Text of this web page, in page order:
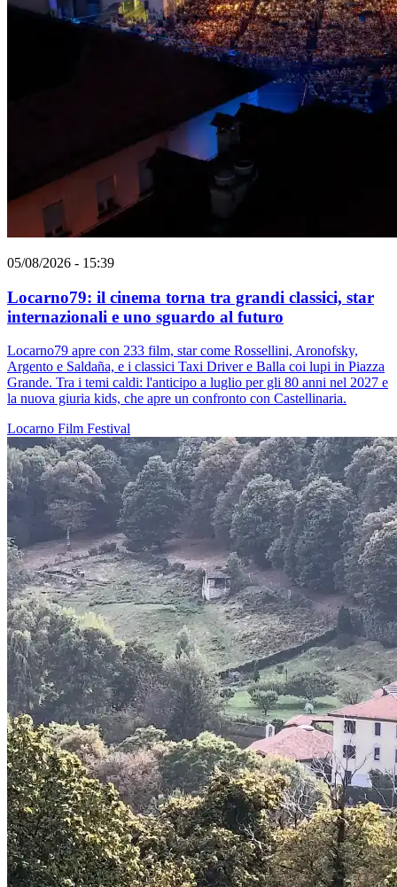
05/08/2026 - 15:39
Locarno79: il cinema torna tra grandi classici, star
internazionali e uno sguardo al futuro
Locarno79 apre con 233 film, star come Rossellini, Aronofsky,
Argento e Saldaña, e i classici Taxi Driver e Balla coi lupi in Piazza
Grande. Tra i temi caldi: l'anticipo a luglio per gli 80 anni nel 2027 e
la nuova giuria kids, che apre un confronto con Castellinaria.
Locarno Film Festival